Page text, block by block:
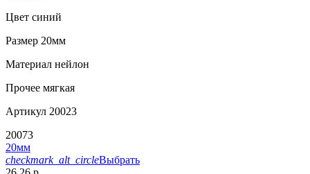
Цвет синий
Размер 20мм
Материал нейлон
Прочее мягкая
Артикул 20023
20073
20мм
checkmark_alt_circleВыбрать